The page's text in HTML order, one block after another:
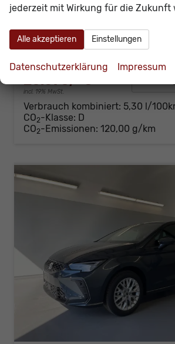
sofort lieferbar Neuwagen
Fahrzeugnr. 60475 Getriebe Schalt.
Kraftstoff Benzin Außenfarbe
20.690,– €
incl. 19% MwSt.
Verbrauch kombiniert: 5,30 l/
CO2-Klasse: D
CO2-Emissionen: 120,00 g/km
jederzeit mit Wirkung für die Zukunft
Alle akzeptieren Einstellungen
Datenschutzerklärung Impressum